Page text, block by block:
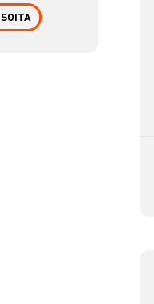
SOITA